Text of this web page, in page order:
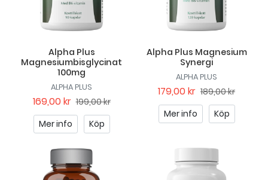
Alpha Plus
Magnesiumbisglycinat
100mg
ALPHA PLUS
169,00 kr 199,00 kr
Mer info
Köp
Alpha Plus Magnesium
Synergi
ALPHA PLUS
179,00 kr 189,00 kr
Mer info
Köp